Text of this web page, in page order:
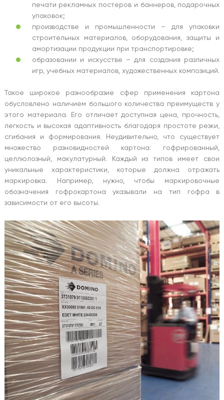
печати рекламных постеров и баннеров, подарочных
упаковок;
производстве и промышленности – для упаковки
строительных материалов, оборудования, защиты и
амортизации продукции при транспортировке;
образовании и искусстве – для создания различных
игр, учебных материалов, художественных композиций.
Такое широкое разнообразие сфер применения картона
обусловлено наличием большого количества преимуществ у
этого материала. Его отличает доступная цена, прочность,
легкость и высокая адаптивность благодаря простоте резки,
сгибания и формирования. Неудивительно, что существует
множество разновидностей картона: гофрированный,
целлюлозный, макулатурный. Каждый из типов имеет свои
уникальные характеристики, которые должна отражать
маркировка. Например, нужно, чтобы маркировочные
обозначения гофрокартона указывали на тип гофра в
зависимости от его высоты.